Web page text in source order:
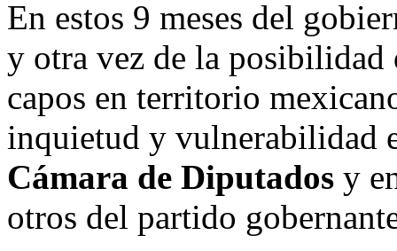
En estos 9 meses del
y otra vez de la
capos en territorio
inquietud y vulnerabilidad
Cámara de Diputados y
otros del partido